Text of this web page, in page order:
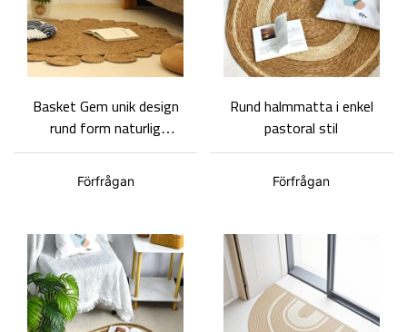
Basket Gem unik design
rund form naturlig
halmmatta
Heminredningsmatta
Förfrågan
Rund halmmatta i enkel
pastoral stil
Förfrågan